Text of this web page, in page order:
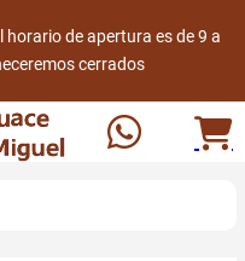
horario de apertura es de 9 a
cerrados